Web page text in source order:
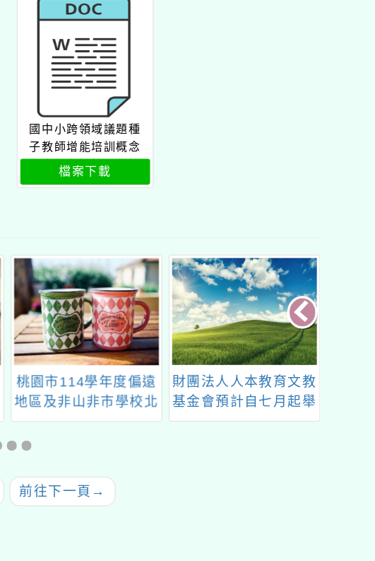
國中小跨領域議題種
子教師增能培訓概念
為本課程設計工作坊
檔案下載
桃園市114學年度偏遠
地區及非山非市學校北
區整合性計畫—石門國
民中學辦理教師研習活
財團法人人本教育文教
基金會預計自七月起舉
辦教師進修系列課程共
前往下一頁 →